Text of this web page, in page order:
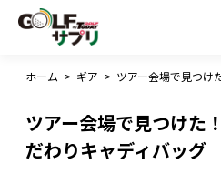
ホーム > ギア >
ツアー会場で見つけた
だわりキャディバッグ